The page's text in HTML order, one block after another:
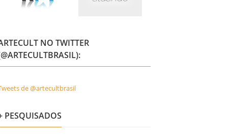
NO TWITTER
de @artecultbrasil
PESQUISADOS